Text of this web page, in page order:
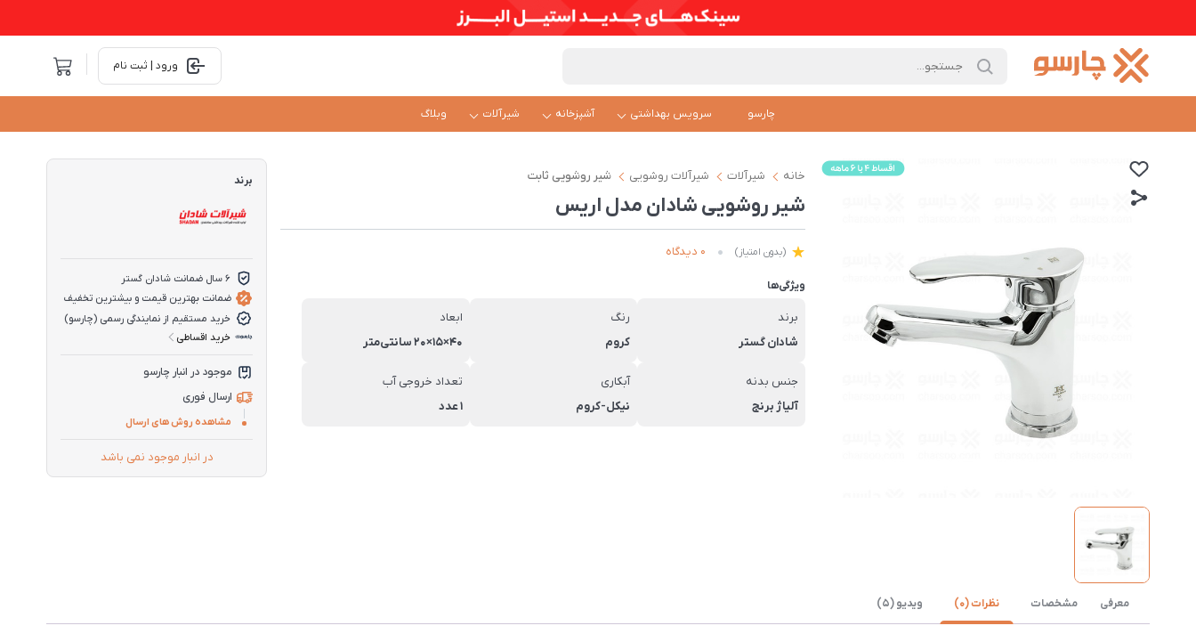
ورود | ثبت نام
چارسو سرویس بهداشتی آشپزخانه شیرآلات وبلاگ
خانه شیرآلات شیرآلات روشویی شیر روشویی ثابت
شیر روشویی شادان مدل اریس
(بدون امتیاز) 0 دیدگاه
ویژگی‌ها
برند
شادان گستر
رنگ
کروم
ابعاد
40×15×20 سانتی‌متر
جنس بدنه
آلیاژ برنج
آبکاری
نیکل-کروم
تعداد خروجی آب
1 عدد
برند
6 سال ضمانت شادان گستر
ضمانت بهترین قیمت و بیشترین تخفیف
خرید مستقیم از نمایندگی رسمی (چارسو)
خرید اقساطی
موجود در انبار چارسو
ارسال فوری
مشاهده روش های ارسال
در انبار موجود نمی باشد
معرفی مشخصات نظرات (0) ویدیو (5)